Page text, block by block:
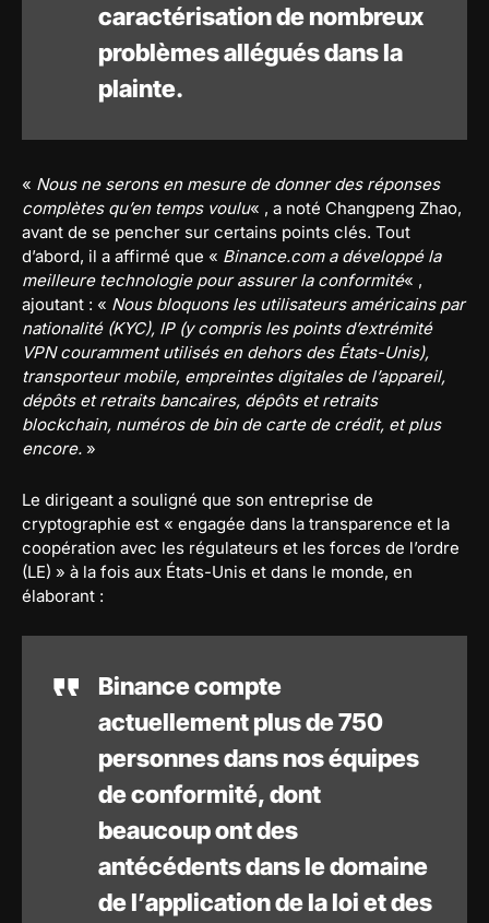
caractérisation de nombreux
problèmes allégués dans la
plainte.
« Nous ne serons en mesure de donner des réponses
complètes qu’en temps voulu« , a noté Changpeng Zhao,
avant de se pencher sur certains points clés. Tout
d’abord, il a affirmé que « Binance.com a développé la
meilleure technologie pour assurer la conformité« ,
ajoutant : « Nous bloquons les utilisateurs américains par
nationalité (KYC), IP (y compris les points d’extrémité
VPN couramment utilisés en dehors des États-Unis),
transporteur mobile, empreintes digitales de l’appareil,
dépôts et retraits bancaires, dépôts et retraits
blockchain, numéros de bin de carte de crédit, et plus
encore. »
Le dirigeant a souligné que son entreprise de
cryptographie est « engagée dans la transparence et la
coopération avec les régulateurs et les forces de l’ordre
(LE) » à la fois aux États-Unis et dans le monde, en
élaborant :
Binance compte
actuellement plus de 750
personnes dans nos équipes
de conformité, dont
beaucoup ont des
antécédents dans le domaine
de l’application de la loi et des